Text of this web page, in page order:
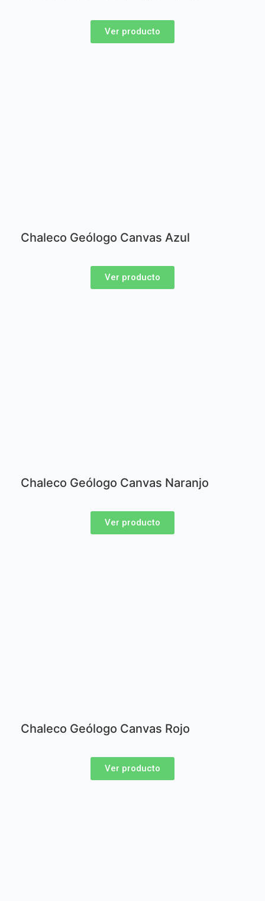
Ver producto
Chaleco Geólogo Canvas Azul
Ver producto
Chaleco Geólogo Canvas Naranjo
Ver producto
Chaleco Geólogo Canvas Rojo
Ver producto